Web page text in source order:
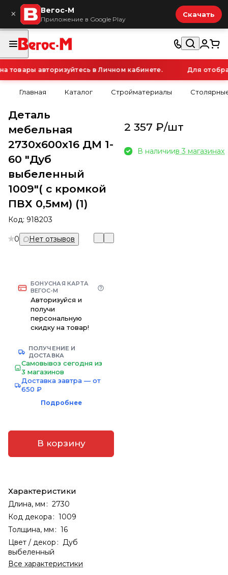
× Вегос-М
Приложение в Google Play
Скачать
авторизуйтесь в Личном кабинете. Для
Главная Каталог Стройматериалы
Деталь
мебельная
2730х600х16 ДМ 1-
60 "Дуб
выбеленный
1009"( с кромкой
ПВХ 0,5мм) (1)
Код: 918203
0 Нет отзывов
БОНУСНАЯ КАРТА
ВЕГОС-М
Авторизуйся и
получи
персональную
скидку на товар!
ПОЛУЧЕНИЕ И
ДОСТАВКА
Самовывоз сегодня из
3 магазинов
Доставка завтра — от
650 ₽
Подробнее
В корзину
Характеристики
Длина, мм : 2730
Код декора : 1009
Толщина, мм : 16
Цвет / декор :
Дуб
выбеленный
Все характеристики
2 357 ₽/шт
В наличиив 3 магазинах